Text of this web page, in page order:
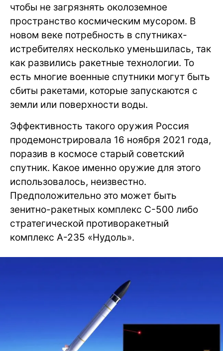
чтобы не загрязнять околоземное
пространство космическим мусором. В
новом веке потребность в спутниках-
истребителях несколько уменьшилась, так
как развились ракетные технологии. То
есть многие военные спутники могут быть
сбиты ракетами, которые запускаются с
земли или поверхности воды.
Эффективность такого оружия Россия
продемонстрировала 16 ноября 2021 года,
поразив в космосе старый советский
спутник. Какое именно оружие для этого
использовалось, неизвестно.
Предположительно это может быть
зенитно-ракетных комплекс С-500 либо
стратегической противоракетный
комплекс А-235 «Нудоль».